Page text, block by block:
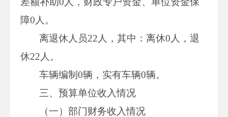
障0人。
离退休人员22人，其中：离休0人，退
休22人。
车辆编制0辆，实有车辆0辆。
三、预算单位收入情况
（一）部门财务收入情况